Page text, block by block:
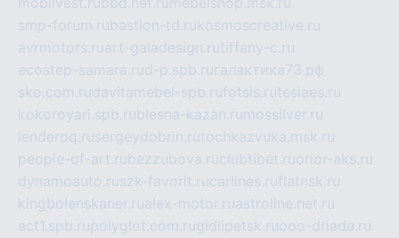
smp-forum.rubastion-td.rukosmoscreative.ru
avrmotors.ruart-galadesign.rutiffany-c.ru
ecostep-samara.rud-p.spb.ru галактика73.рф
sko.com.rudavitamebel-spb.rufotsis.rutesiaes.ru
kokoroyari.spb.rublesna-kazan.ru mossilver.ru
lenderoq.rusergeydobrin.rutochkazvuka.msk.ru
people-of-art.rubezzubova.ruclubtibet.ruorior-aks.ru
dynamoauto.ruszk-favorit.rucarlines.ruflatnsk.ru
kingbolenskaner.rualex-motor.ruastroline.net.ru
act1.spb.rupolyglot.com.rugidlipetsk.ruooo-driada.ru